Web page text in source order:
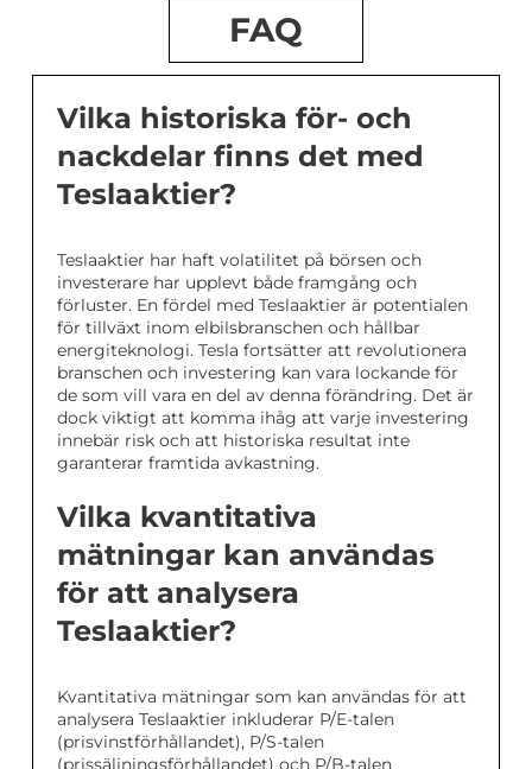
FAQ
Vilka historiska för- och
nackdelar finns det med
Teslaaktier?
Teslaaktier har haft volatilitet på börsen och
investerare har upplevt både framgång och
förluster. En fördel med Teslaaktier är potentialen
för tillväxt inom elbilsbranschen och hållbar
energiteknologi. Tesla fortsätter att revolutionera
branschen och investering kan vara lockande för
de som vill vara en del av denna förändring. Det är
dock viktigt att komma ihåg att varje investering
innebär risk och att historiska resultat inte
garanterar framtida avkastning.
Vilka kvantitativa
mätningar kan användas
för att analysera
Teslaaktier?
Kvantitativa mätningar som kan användas för att
analysera Teslaaktier inkluderar P/E-talen
(prisvinstförhållandet), P/S-talen
(prissäljningsförhållandet) och P/B-talen